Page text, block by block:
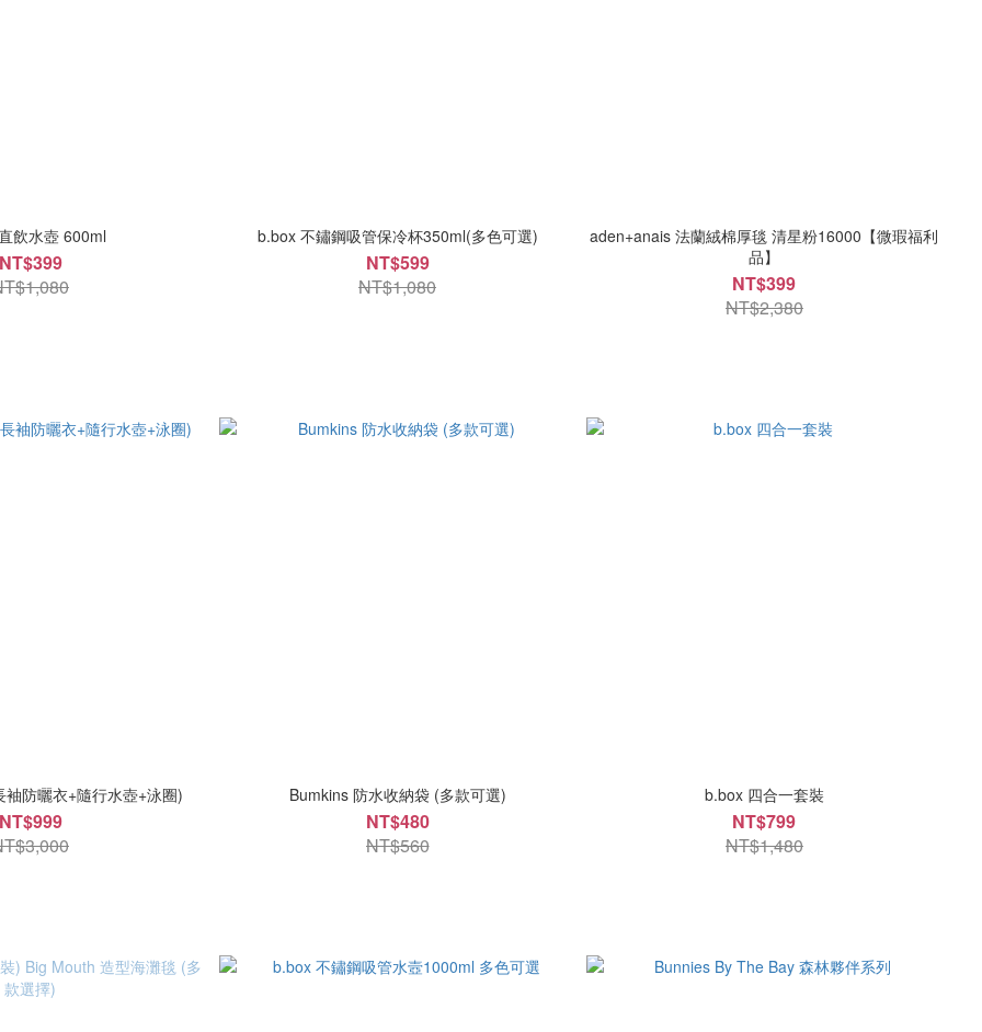
飲水壺 600ml b.box 不鏽鋼吸管保冷杯350ml(多色可選)
NT$599
NT$1,080
aden+anais 法蘭絨棉厚毯 清星粉16000【微瑕福利
品】
NT$399
NT$2,380
防曬衣+隨行水壺+泳圈) Bumkins 防水收納袋 (多款可選)
NT$480
NT$560
b.box 四合一套裝
NT$799
NT$1,480